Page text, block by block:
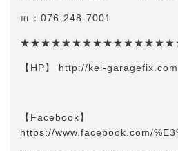
℡：076-248-7001
【HP】 http://kei-garagefix.com​​
【Facebook】
https://www.facebook.com/